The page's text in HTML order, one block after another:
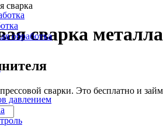
обработка
давлением
сварка
сварка металла
сварки. Это бесплатно и